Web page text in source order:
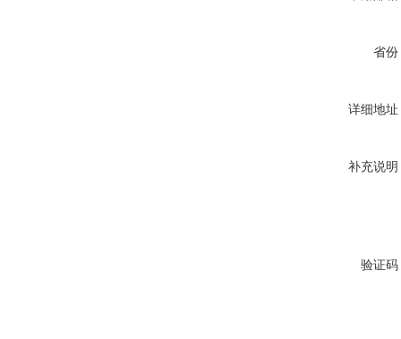
省份
详细地址
补充说明
验证码